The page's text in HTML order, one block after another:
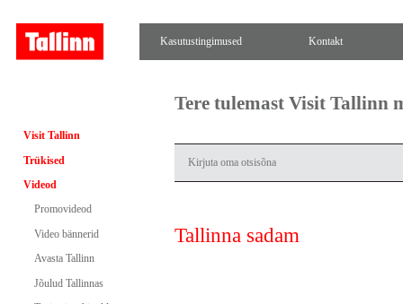
Kasutustingimused Kontakt
Visit Tallinn
Trükised
Videod
Promovideod
Video bännerid
Avasta Tallinn
Jõulud Tallinnas
Tere tulemast Visit Tallinn
Tallinna sadam